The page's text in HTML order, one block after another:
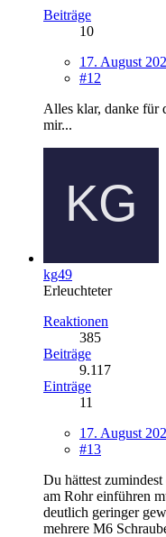
Beiträge
10
17. August
#12
Alles klar, danke für
mir...
kg49
Erleuchteter
Reaktionen
385
Beiträge
9.117
Einträge
11
17. August
#13
Du hättest
am Rohr einführen
deutlich geringer
mehrere M6